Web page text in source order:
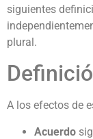
siguientes
plural.
A los efectos de
Acuerdo